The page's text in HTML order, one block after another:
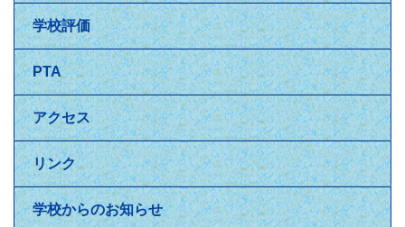
学校評価
PTA
アクセス
リンク
学校からのお知らせ